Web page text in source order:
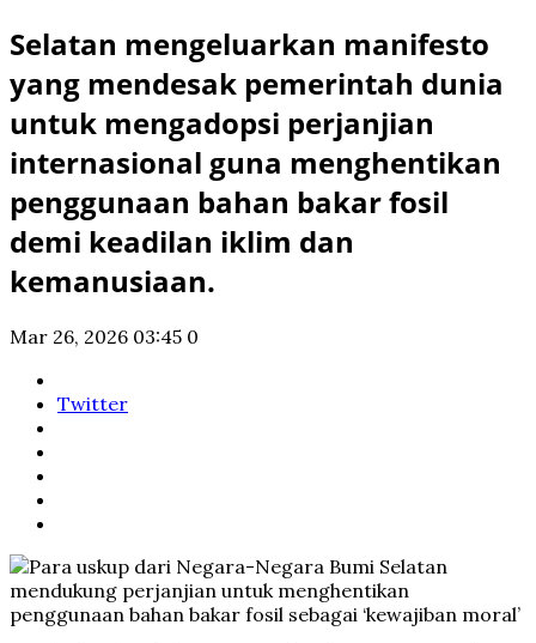
Selatan mengeluarkan manifesto
yang mendesak pemerintah dunia
untuk mengadopsi perjanjian
internasional guna menghentikan
penggunaan bahan bakar fosil
demi keadilan iklim dan
kemanusiaan.
Mar 26, 2026 03:45 0
Twitter